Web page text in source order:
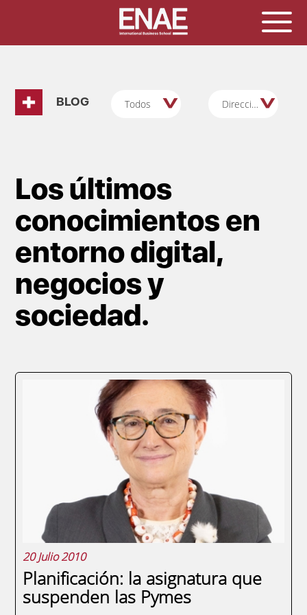
BLOG Todos Dirección/Gestión y Admón Empresas
Los últimos
conocimientos en
entorno digital,
negocios y
sociedad.
20 Julio 2010
Planificación: la asignatura que
suspenden las Pymes